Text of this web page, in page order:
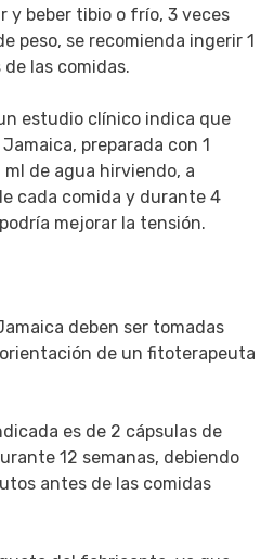
y beber tibio o frío, 3 veces
peso, se recomienda ingerir 1
las comidas.
estudio clínico indica que
preparada con 1
de agua hirviendo, a
cada comida y durante 4
mejorar la tensión.
deben ser tomadas
de un fitoterapeuta
es de 2 cápsulas de
12 semanas, debiendo
antes de las comidas